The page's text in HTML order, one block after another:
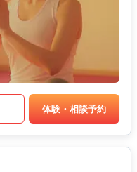
体験・相談予約